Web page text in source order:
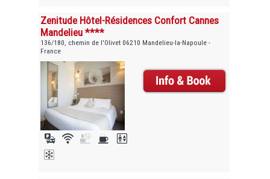
Zenitude Hôtel-Résidences Confort Cannes
Mandelieu ****
136/180, chemin de l'Olivet 06210 Mandelieu-la-Napoule -
France